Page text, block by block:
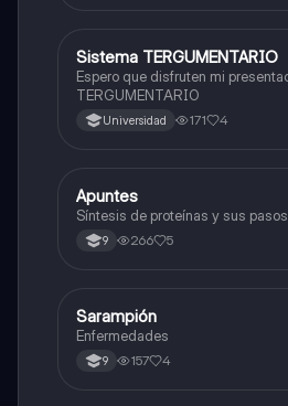
Biologia
Sistema TERGUMENTARIO
Espero que disfruten mi
TERGUMENTARIO
Universidad 171 4
Biologia
Apuntes
Síntesis de proteínas y sus pasos
9 266 5
Biologia
Sarampión
Enfermedades
9 157 4